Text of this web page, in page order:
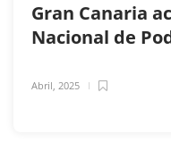
Gran Canaria
Nacional de
Abril, 2025